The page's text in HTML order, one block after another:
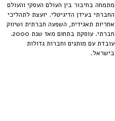
מתמחה בחיבור בין העולם העסקי והעולם
החברתי בעידן הדיגיטלי. יועצת לתהליכי
אחריות תאגידית, השפעה חברתית ושיווק
חברתי. עוסקת בתחום מאז שנת 2000.
עובדת עם מותגים וחברות גדולות
בישראל.